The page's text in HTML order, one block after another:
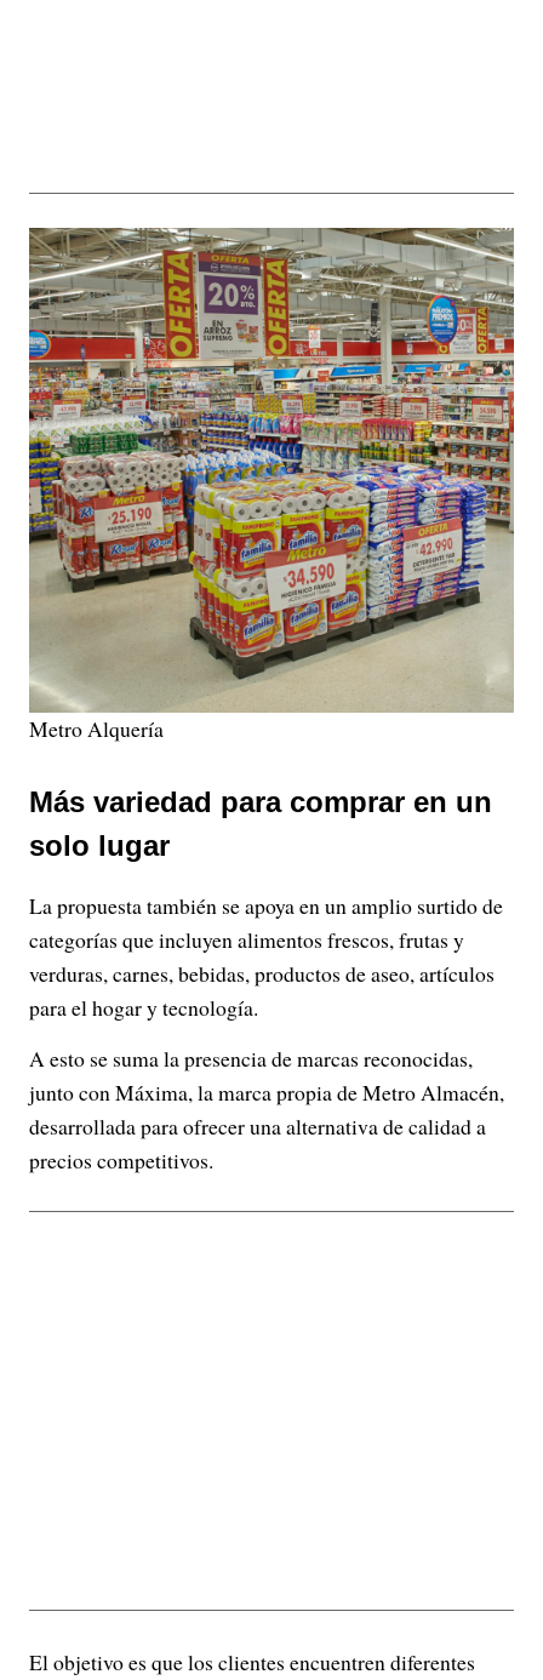
Metro Alquería
Más variedad para comprar en un
solo lugar
La propuesta también se apoya en un amplio surtido de
categorías que incluyen alimentos frescos, frutas y
verduras, carnes, bebidas, productos de aseo, artículos
para el hogar y tecnología.
A esto se suma la presencia de marcas reconocidas,
junto con Máxima, la marca propia de Metro Almacén,
desarrollada para ofrecer una alternativa de calidad a
precios competitivos.
El objetivo es que los clientes encuentren diferentes